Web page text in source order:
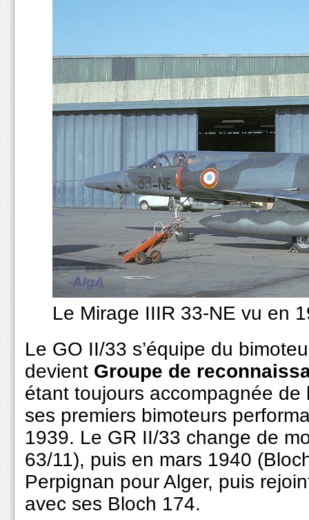
Le Mirage IIIR 33-NE vu en
Le GO II/33 s’équipe du
devient Groupe de
étant toujours accompagnée
ses premiers bimoteurs
1939. Le GR II/33 change de
63/11), puis en mars 1940
Perpignan pour Alger, puis
avec ses Bloch 174.